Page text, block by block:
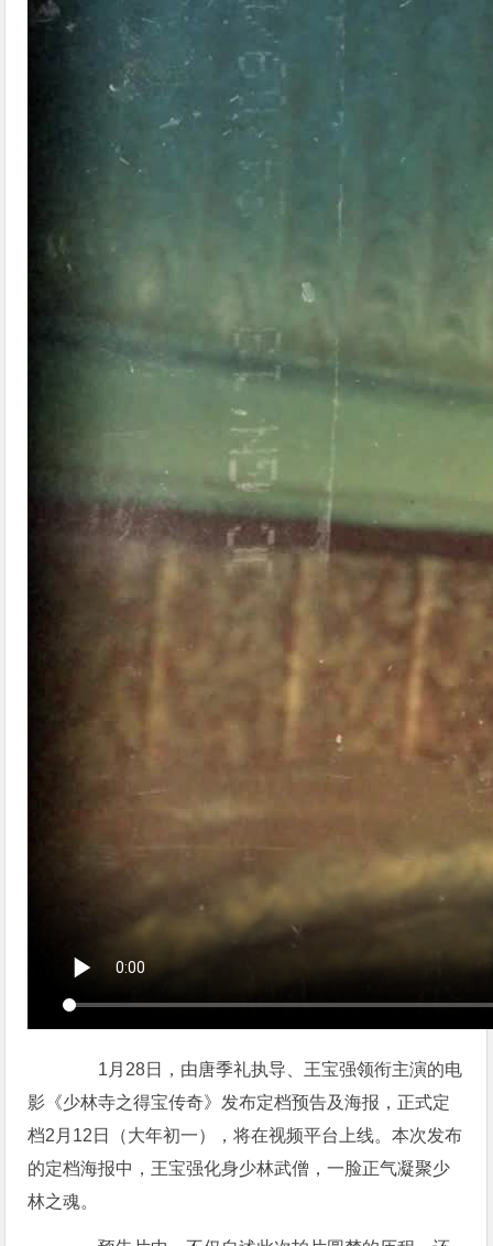
1月28日，由唐季礼执导、王宝强领衔主演的电
影《少林寺之得宝传奇》发布定档预告及海报，正式定
档2月12日（大年初一），将在视频平台上线。本次发布
的定档海报中，王宝强化身少林武僧，一脸正气凝聚少
林之魂。